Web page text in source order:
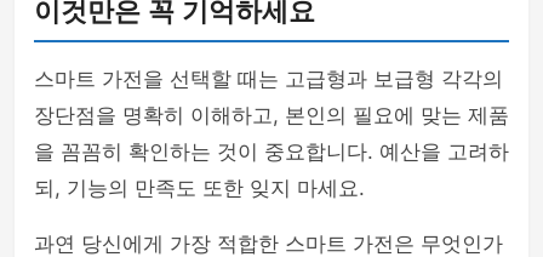
이것만은 꼭 기억하세요
스마트 가전을 선택할 때는 고급형과 보급형 각각의
장단점을 명확히 이해하고, 본인의 필요에 맞는 제품
을 꼼꼼히 확인하는 것이 중요합니다. 예산을 고려하
되, 기능의 만족도 또한 잊지 마세요.
과연 당신에게 가장 적합한 스마트 가전은 무엇인가